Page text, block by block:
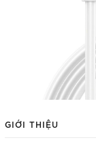
GIỚI THIỆU